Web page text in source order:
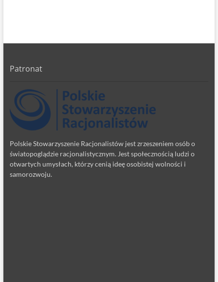
Patronat
Polskie Stowarzyszenie Racjonalistów jest zrzeszeniem osób o
światopoglądzie racjonalistycznym. Jest społecznością ludzi o
otwartych umysłach, którzy cenią ideę osobistej wolności i
samorozwoju.